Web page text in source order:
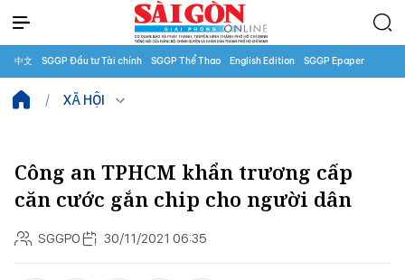
中文 SGGP Đầu tư Tài chính SGGP Thể Thao English Edition SGGP Epaper
XÃ HỘI
Công an TPHCM khẩn trương cấp
căn cước gắn chip cho người dân
SGGPO 30/11/2021 06:35